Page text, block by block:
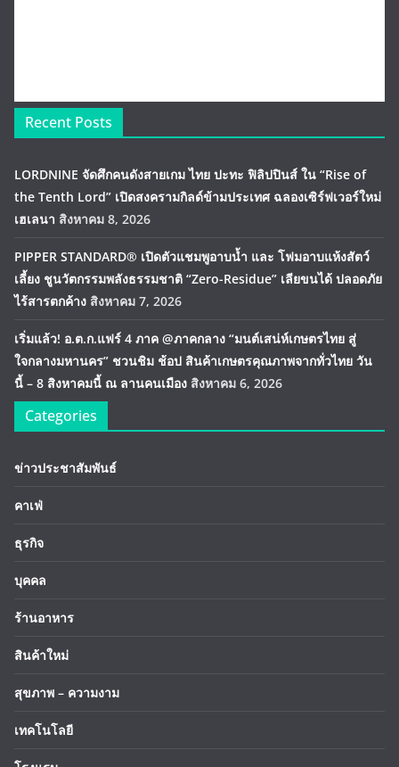
Recent Posts
LORDNINE จัดศึกคนดังสายเกม ไทย ปะทะ ฟิลิปปินส์ ใน “Rise of
the Tenth Lord” เปิดสงครามกิลด์ข้ามประเทศ ฉลองเซิร์ฟเวอร์ใหม่
เฮเลนา สิงหาคม 8, 2026
PIPPER STANDARD® เปิดตัวแชมพูอาบน้ำ และ โฟมอาบแห้งสัตว์
เลี้ยง ชูนวัตกรรมพลังธรรมชาติ “Zero-Residue” เลียขนได้ ปลอดภัย
ไร้สารตกค้าง สิงหาคม 7, 2026
เริ่มแล้ว! อ.ต.ก.แฟร์ 4 ภาค @ภาคกลาง “มนต์เสน่ห์เกษตรไทย สู่
ใจกลางมหานคร” ชวนชิม ช้อป สินค้าเกษตรคุณภาพจากทั่วไทย วัน
นี้ – 8 สิงหาคมนี้ ณ ลานคนเมือง สิงหาคม 6, 2026
Categories
ข่าวประชาสัมพันธ์
คาเฟ่
ธุรกิจ
บุคคล
ร้านอาหาร
สินค้าใหม่
สุขภาพ – ความงาม
เทคโนโลยี